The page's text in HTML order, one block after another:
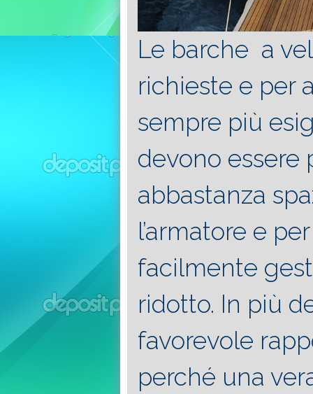
Le barche a
richieste e per
sempre più
devono essere
abbastanza
l’armatore e
facilmente
ridotto. In più
favorevole
perché una